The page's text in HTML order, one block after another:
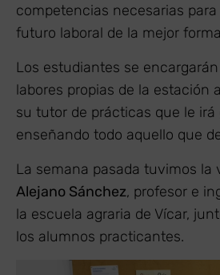
competencias necesarias
futuro laboral de la mejor
Los estudiantes se
labores propias de la estación
su tutor de prácticas que le irá
enseñando todo aquello que
La semana pasada tuvimos la
Alejano Sánchez, profesor e
la escuela agraria de Vícar,
los alumnos practicantes.